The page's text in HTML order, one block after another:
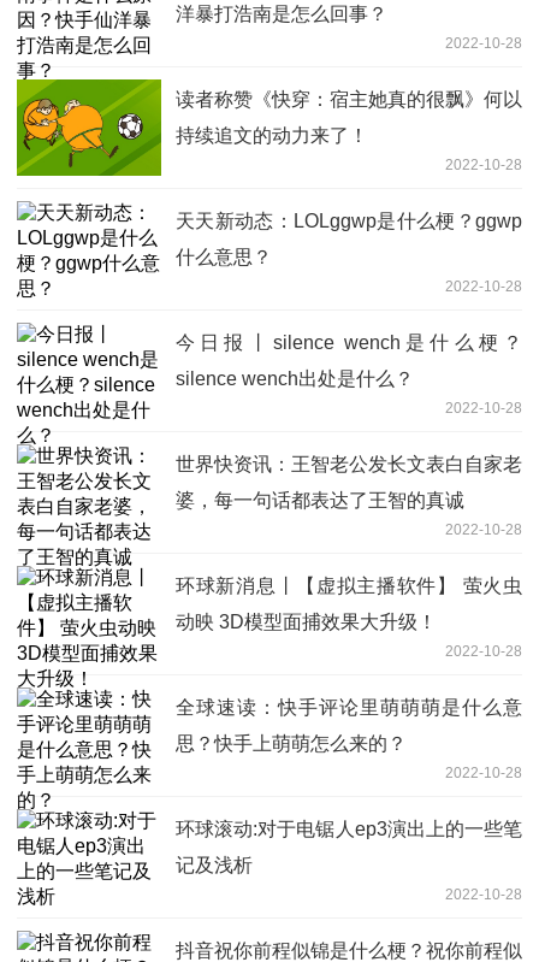
洋暴打浩南是怎么回事？
2022-10-28
读者称赞《快穿：宿主她真的很飘》何以
持续追文的动力来了！
2022-10-28
天天新动态：LOLggwp是什么梗？ggwp
什么意思？
2022-10-28
今日报丨silence wench是什么梗？
silence wench出处是什么？
2022-10-28
世界快资讯：王智老公发长文表白自家老
婆，每一句话都表达了王智的真诚
2022-10-28
环球新消息丨【虚拟主播软件】 萤火虫
动映 3D模型面捕效果大升级！
2022-10-28
全球速读：快手评论里萌萌萌是什么意
思？快手上萌萌怎么来的？
2022-10-28
环球滚动:对于电锯人ep3演出上的一些笔
记及浅析
2022-10-28
抖音祝你前程似锦是什么梗？祝你前程似